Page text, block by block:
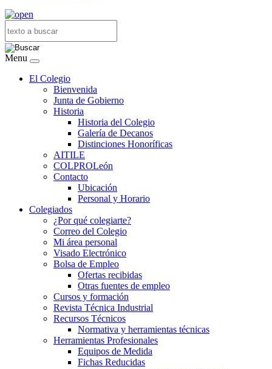
Menu
El Colegio
Bienvenida
Junta de Gobierno
Historia
Historia del Colegio
Galería de Decanos
Distinciones Honoríficas
AITILE
COLPROLeón
Contacto
Ubicación
Personal y Horario
Colegiados
¿Por qué colegiarte?
Correo del Colegio
Mi área personal
Visado Electrónico
Bolsa de Empleo
Ofertas recibidas
Otras fuentes de empleo
Cursos y formación
Revista Técnica Industrial
Recursos Técnicos
Normativa y herramientas técnicas
Herramientas Profesionales
Equipos de Medida
Fichas Reducidas